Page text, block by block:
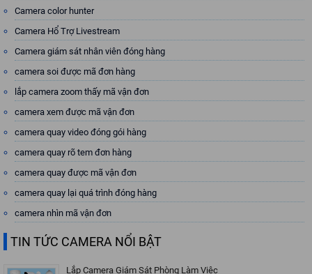
Camera color hunter
Camera Hổ Trợ Livestream
Camera giám sát nhân viên đóng hàng
camera soi được mã đơn hàng
lắp camera zoom thấy mã vận đơn
camera xem được mã vận đơn
camera quay video đóng gói hàng
camera quay rõ tem đơn hàng
camera quay được mã vận đơn
camera quay lại quá trình đóng hàng
camera nhìn mã vận đơn
TIN TỨC CAMERA NỔI BẬT
Lắp Camera Giám Sát Phòng Làm Việc